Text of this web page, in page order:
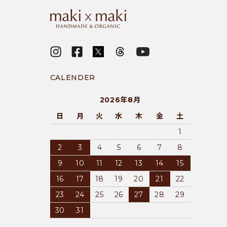
CALENDER
2026年8月
日
月 火 水 木 金
土
1
2
3 4 5 6 7
8
9
10 11 12 13 14
15
16
17 18 19 20 21
22
23
24 25 26 27 28
29
30
31